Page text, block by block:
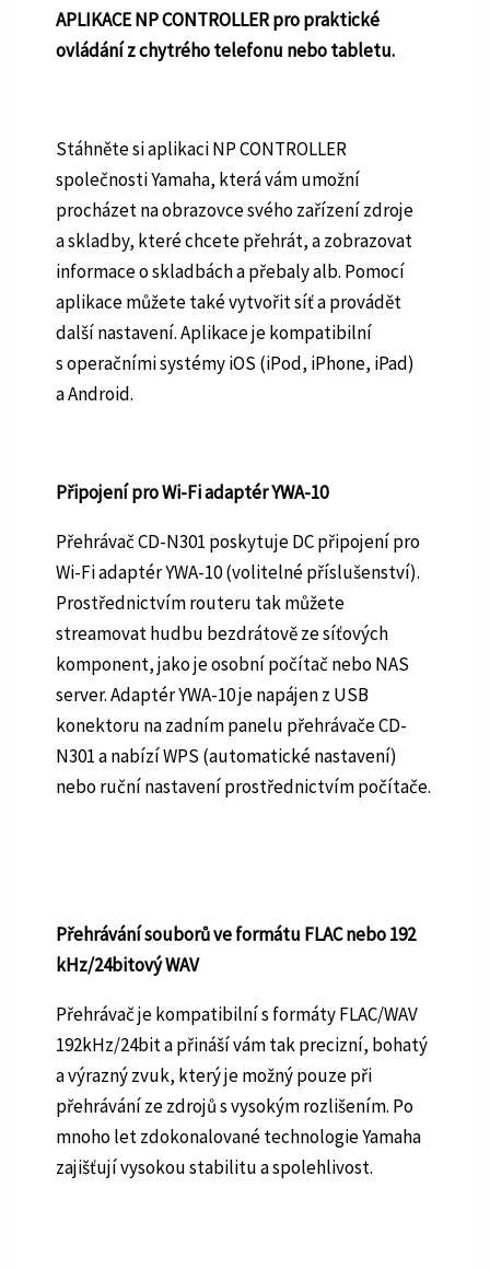
APLIKACE NP CONTROLLER pro praktické
ovládání z chytrého telefonu nebo tabletu.
Stáhněte si aplikaci NP CONTROLLER
společnosti Yamaha, která vám umožní
procházet na obrazovce svého zařízení zdroje
a skladby, které chcete přehrát, a zobrazovat
informace o skladbách a přebaly alb. Pomocí
aplikace můžete také vytvořit síť a provádět
další nastavení. Aplikace je kompatibilní
s operačními systémy iOS (iPod, iPhone, iPad)
a Android.
Připojení pro Wi-Fi adaptér YWA-10
Přehrávač CD-N301 poskytuje DC připojení pro
Wi-Fi adaptér YWA-10 (volitelné příslušenství).
Prostřednictvím routeru tak můžete
streamovat hudbu bezdrátově ze síťových
komponent, jako je osobní počítač nebo NAS
server. Adaptér YWA-10 je napájen z USB
konektoru na zadním panelu přehrávače CD-
N301 a nabízí WPS (automatické nastavení)
nebo ruční nastavení prostřednictvím počítače.
Přehrávání souborů ve formátu FLAC nebo 192
kHz/24bitový WAV
Přehrávač je kompatibilní s formáty FLAC/WAV
192kHz/24bit a přináší vám tak precizní, bohatý
a výrazný zvuk, který je možný pouze při
přehrávání ze zdrojů s vysokým rozlišením. Po
mnoho let zdokonalované technologie Yamaha
zajišťují vysokou stabilitu a spolehlivost.